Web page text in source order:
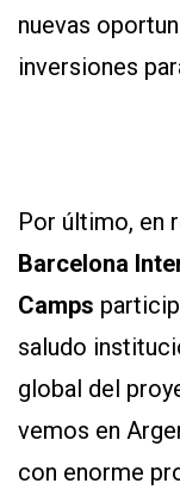
nuevas
inversiones
Por último, en
Barcelona
Camps
saludo
global del
vemos en
con enorme